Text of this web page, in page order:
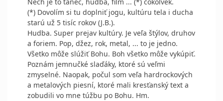
(*) Dovolím si tu doplniť jogu, kultúru tela i ducha
starú už 5 tisíc rokov (J.B.).
Hudba. Super prejav kultúry. Je veľa štýlov, druhov
a foriem. Pop, džez, rok, metal, ... to je jedno.
Všetko môže slúžiť Bohu. Boh všetko môže vykúpiť.
Poznám jemnučké slaďáky, ktoré sú veľmi
zmyselné. Naopak, počul som veľa hardrockových
a metalových piesní, ktoré mali kresťanský text a
zobudili vo mne túžbu po Bohu. Hm.